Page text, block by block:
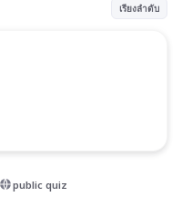
เรียงลำดับ
public quiz